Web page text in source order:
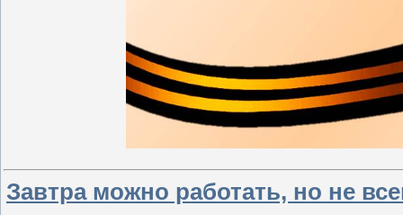
Завтра можно работать, но не